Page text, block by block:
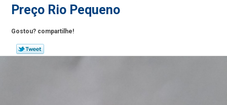
Preço Rio Pequeno
Gostou? compartilhe!